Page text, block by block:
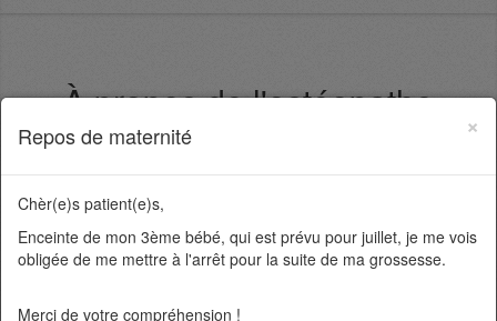
×
Repos de maternité
Chèr(e)s patient(e)s,
Enceinte de mon 3ème bébé, qui est prévu pour juillet, je me vois
obligée de me mettre à l'arrêt pour la suite de ma grossesse.
Merci de votre compréhension !
À propos de l'ostéopathe
Déjà toute jeune, passionnée par la Santé, Ysaline s'est
intéressée à la biologie des êtres vivants, à l'éthologie et
à la fonction des maladies.
Distinction, après six années d’études universitaires en